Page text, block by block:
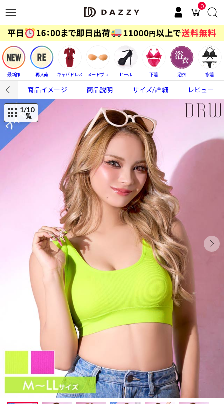
0
最新作 再入荷 キャバドレス ヌードブラ ヒール 下着 浴衣 水着
商品イメージ 商品説明 サイズ/詳細 レビュー
1/10
一覧